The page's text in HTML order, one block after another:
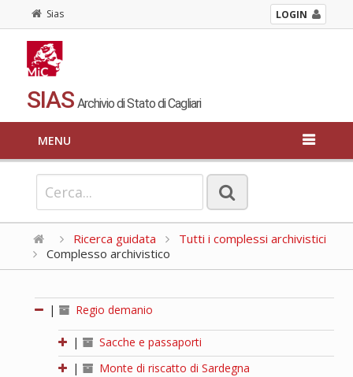
Sias LOGIN
SIAS Archivio di Stato di Cagliari
MENU
Ricerca guidata
Tutti i complessi archivistici
Complesso archivistico
| Regio demanio
|
Sacche e passaporti
|
Monte di riscatto di Sardegna